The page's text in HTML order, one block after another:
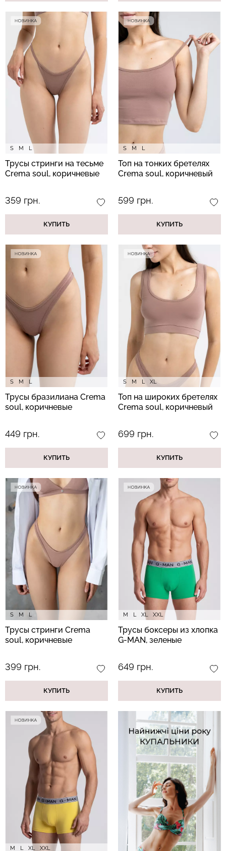
S M L
Трусы стринги на тесьме
Crema soul, коричневые
359 грн.
КУПИТЬ
S M L
Топ на тонких бретелях
Crema soul, коричневый
599 грн.
КУПИТЬ
S M L
Трусы бразилиана Crema
soul, коричневые
449 грн.
КУПИТЬ
S M L XL
Топ на широких бретелях
Crema soul, коричневый
699 грн.
КУПИТЬ
S M L
Трусы стринги Crema
soul, коричневые
399 грн.
КУПИТЬ
M L XL XXL
Трусы боксеры из хлопка
G-MAN, зеленые
649 грн.
КУПИТЬ
M L XL XXL